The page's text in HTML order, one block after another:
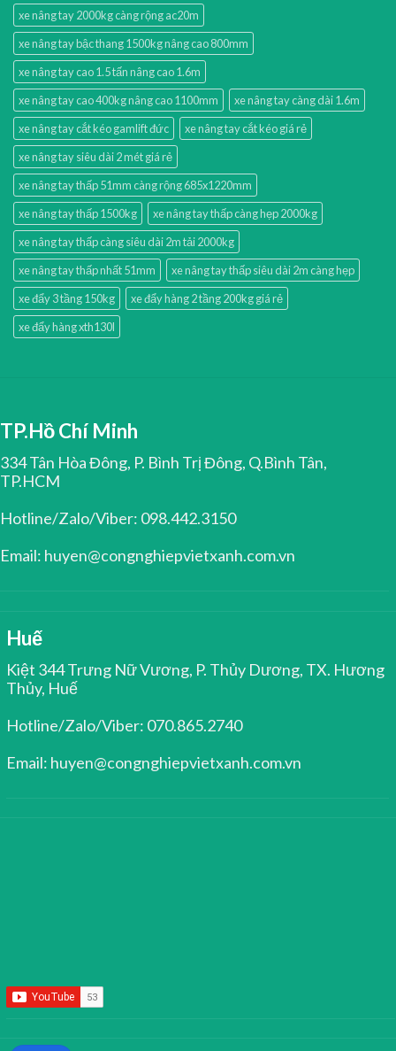
xe nâng tay 2000kg càng rộng ac20m
xe nâng tay bậc thang 1500kg nâng cao 800mm
xe nâng tay cao 1.5 tấn nâng cao 1.6m
xe nâng tay cao 400kg nâng cao 1100mm
xe nâng tay càng dài 1.6m
xe nâng tay cắt kéo gamlift đức
xe nâng tay cắt kéo giá rẻ
xe nâng tay siêu dài 2 mét giá rẻ
xe nâng tay thấp 51mm càng rộng 685x1220mm
xe nâng tay thấp 1500kg
xe nâng tay thấp càng hẹp 2000kg
xe nâng tay thấp càng siêu dài 2m tải 2000kg
xe nâng tay thấp nhất 51mm
xe nâng tay thấp siêu dài 2m càng hẹp
xe đẩy 3 tầng 150kg
xe đẩy hàng 2 tầng 200kg giá rẻ
xe đẩy hàng xth130l
TP.Hồ Chí Minh
334 Tân Hòa Đông, P. Bình Trị Đông, Q.Bình Tân,
TP.HCM
Hotline/Zalo/Viber: 098.442.3150
Email: huyen@congnghiepvietxanh.com.vn
Huế
Kiệt 344 Trưng Nữ Vương, P. Thủy Dương, TX. Hương
Thủy, Huế
Hotline/Zalo/Viber: 070.865.2740
Email: huyen@congnghiepvietxanh.com.vn